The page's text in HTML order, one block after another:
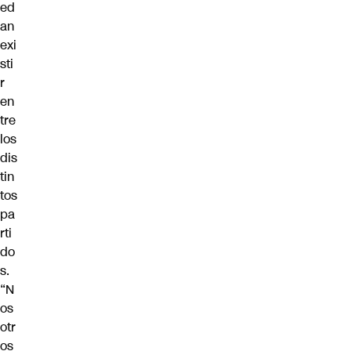
ed
an
exi
sti
r
en
tre
los
dis
tin
tos
pa
rti
do
s.
“N
os
otr
os